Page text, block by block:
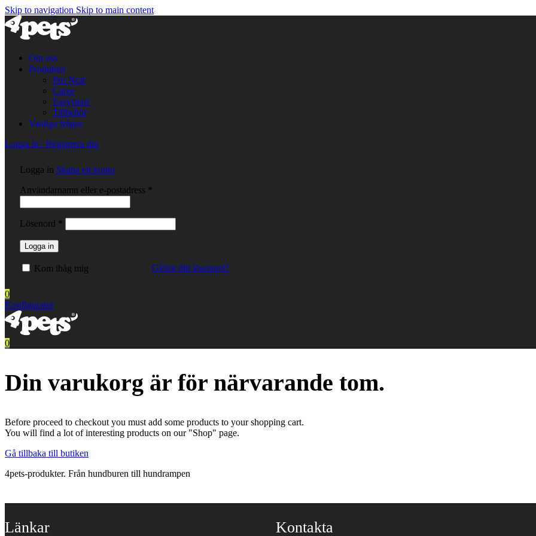
Skip to navigation Skip to main content
Om oss
Produkter
Pro Noir
Caree
Easysteps
Tillbehör
Vanliga frågor
Logga in / Registrera dig
Logga in Skapa ett konto
Användarnamn eller e-postadress *
Lösenord *
Logga in
Glömt ditt lösenord?
Kom ihåg mig
0
Konfigurator
0
Din varukorg är för närvarande tom.
Before proceed to checkout you must add some products to your shopping cart.
You will find a lot of interesting products on our "Shop" page.
Gå tillbaka till butiken
4pets-produkter. Från hundburen till hundrampen
Länkar Kontakta